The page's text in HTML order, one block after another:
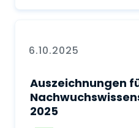
6.10.2025
Auszeichnungen
2025